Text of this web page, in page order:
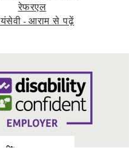
रेफरएल
- आराम से पढ़ें